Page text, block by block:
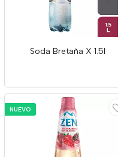
Soda Bretaña X 1.5l
NUEVO